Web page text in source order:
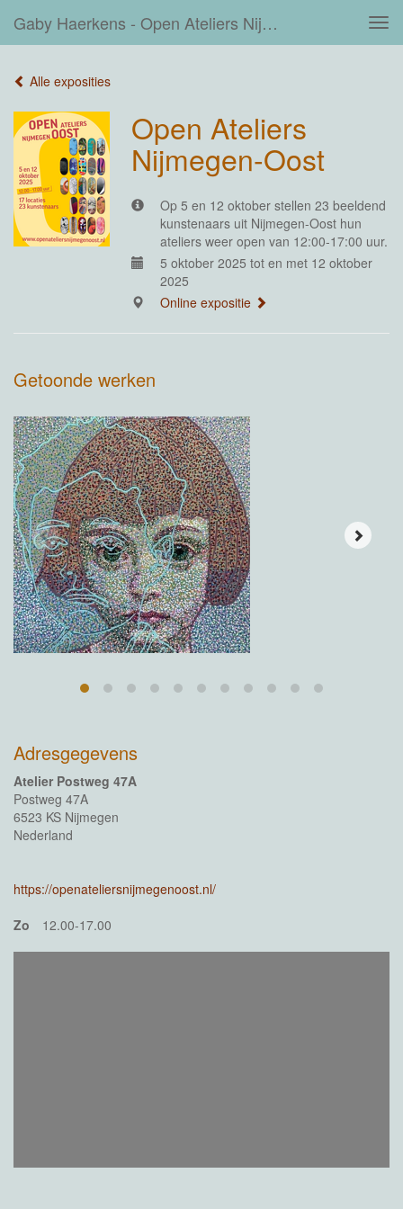
Gaby Haerkens - Open Ateliers Nijmegen-Oost
Alle exposities
Open Ateliers
Nijmegen-Oost
Op 5 en 12 oktober stellen 23 beeldend
kunstenaars uit Nijmegen-Oost hun
ateliers weer open van 12:00-17:00 uur.
5 oktober 2025 tot en met 12 oktober
2025
Online expositie
Getoonde werken
Adresgegevens
Atelier Postweg 47A
Postweg 47A
6523 KS Nijmegen
Nederland
https://openateliersnijmegenoost.nl/
Zo
12.00-17.00